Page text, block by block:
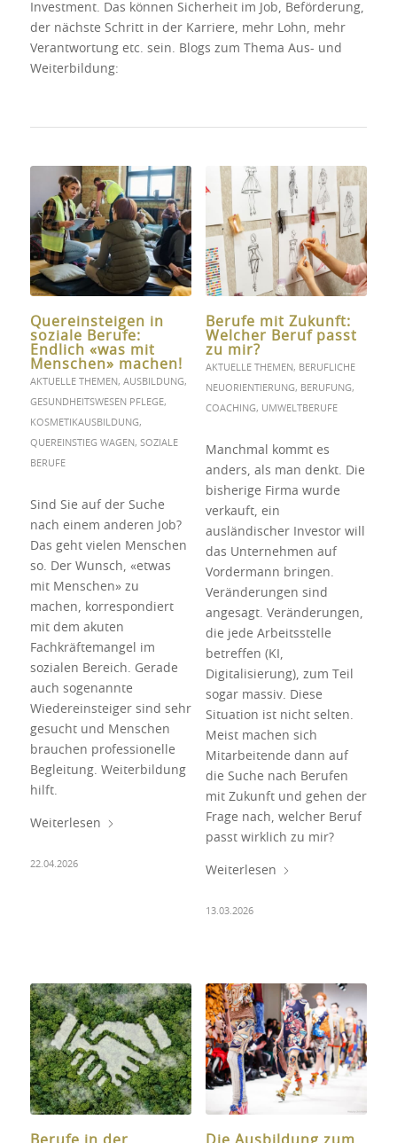
Investment. Das können Sicherheit im Job, Beförderung,
der nächste Schritt in der Karriere, mehr Lohn, mehr
Verantwortung etc. sein. Blogs zum Thema Aus- und
Weiterbildung:
Quereinsteigen in
soziale Berufe:
Endlich «was mit
Menschen» machen!
AKTUELLE THEMEN, AUSBILDUNG,
GESUNDHEITSWESEN PFLEGE,
KOSMETIKAUSBILDUNG,
QUEREINSTIEG WAGEN, SOZIALE
BERUFE
Sind Sie auf der Suche
nach einem anderen Job?
Das geht vielen Menschen
so. Der Wunsch, «etwas
mit Menschen» zu
machen, korrespondiert
mit dem akuten
Fachkräftemangel im
sozialen Bereich. Gerade
auch sogenannte
Wiedereinsteiger sind sehr
gesucht und Menschen
brauchen professionelle
Begleitung. Weiterbildung
hilft.
Weiterlesen
22.04.2026
Berufe mit Zukunft:
Welcher Beruf passt
zu mir?
AKTUELLE THEMEN, BERUFLICHE
NEUORIENTIERUNG, BERUFUNG,
COACHING, UMWELTBERUFE
Manchmal kommt es
anders, als man denkt. Die
bisherige Firma wurde
verkauft, ein
ausländischer Investor will
das Unternehmen auf
Vordermann bringen.
Veränderungen sind
angesagt. Veränderungen,
die jede Arbeitsstelle
betreffen (KI,
Digitalisierung), zum Teil
sogar massiv. Diese
Situation ist nicht selten.
Meist machen sich
Mitarbeitende dann auf
die Suche nach Berufen
mit Zukunft und gehen der
Frage nach, welcher Beruf
passt wirklich zu mir?
Weiterlesen
13.03.2026